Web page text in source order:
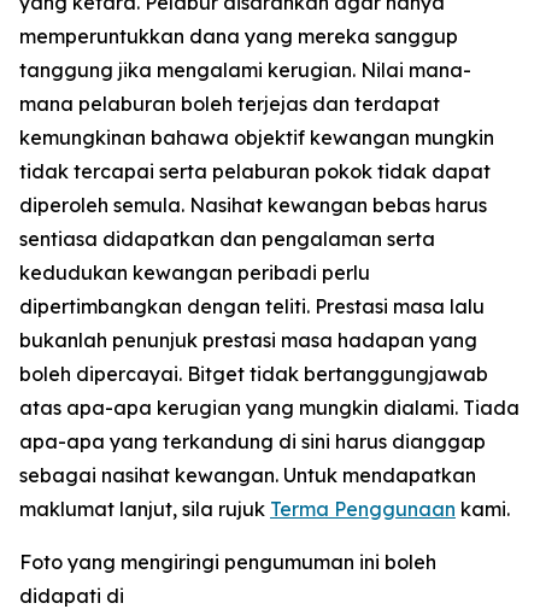
memperuntukkan dana yang mereka sanggup
tanggung jika mengalami kerugian. Nilai mana-
mana pelaburan boleh terjejas dan terdapat
kemungkinan bahawa objektif kewangan mungkin
tidak tercapai serta pelaburan pokok tidak dapat
diperoleh semula. Nasihat kewangan bebas harus
sentiasa didapatkan dan pengalaman serta
kedudukan kewangan peribadi perlu
dipertimbangkan dengan teliti. Prestasi masa lalu
bukanlah penunjuk prestasi masa hadapan yang
boleh dipercayai. Bitget tidak bertanggungjawab
atas apa-apa kerugian yang mungkin dialami. Tiada
apa-apa yang terkandung di sini harus dianggap
sebagai nasihat kewangan. Untuk mendapatkan
maklumat lanjut, sila rujuk Terma Penggunaan kami.
Foto yang mengiringi pengumuman ini boleh
didapati di